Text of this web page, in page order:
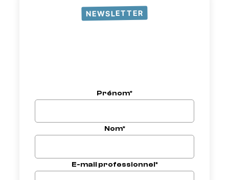
NEWSLETTER
Prénom*
Nom*
E-mail professionnel*